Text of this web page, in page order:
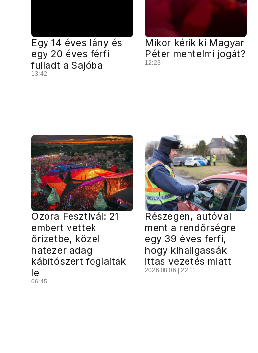
Egy 14 éves lány és
egy 20 éves férfi
fulladt a Sajóba
13:42
Mikor kérik ki Magyar
Péter mentelmi jogát?
12:23
Ozora Fesztivál: 21
embert vettek
őrizetbe, közel
hatezer adag
kábítószert foglaltak
le
06:45
Részegen, autóval
ment a rendőrségre
egy 39 éves férfi,
hogy kihallgassák
ittas vezetés miatt
2026.08.06 | 22:11